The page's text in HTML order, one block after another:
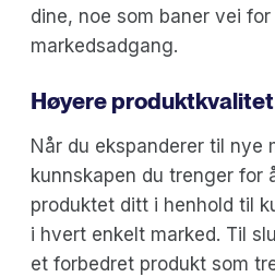
dine, noe som baner vei for
markedsadgang.
Høyere produktkvalitet
Når du ekspanderer til nye
kunnskapen du trenger for
produktet ditt i henhold til
i hvert enkelt marked. Til
et forbedret produkt som